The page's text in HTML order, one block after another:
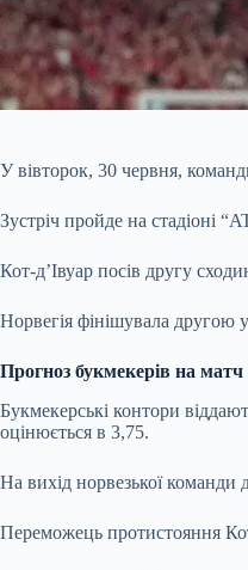
У вівторок, 30 червня,
Зустріч пройде на стадіоні
Кот-д’Івуар посів другу
Норвегія фінішувала другою
Прогноз букмекерів на
Букмекерські контори
оцінюється в 3,75.
На вихід норвезької команди
Переможець протистояння